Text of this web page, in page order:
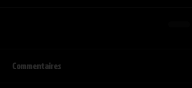
Commentaires